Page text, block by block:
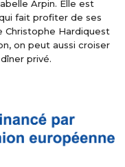
Arpin. Elle est
fait profiter de ses
Christophe Hardiquest
on peut aussi croiser
privé.